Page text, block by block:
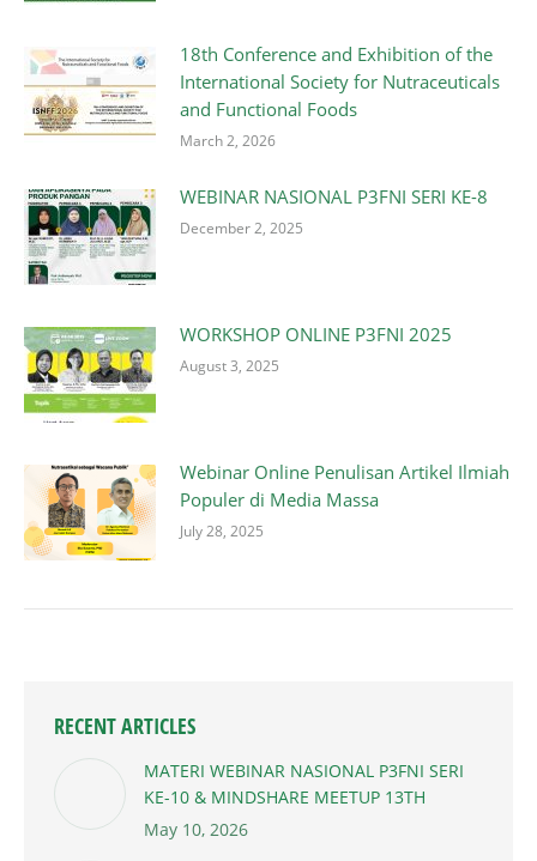
18th Conference and Exhibition of the
International Society for Nutraceuticals
and Functional Foods
March 2, 2026
WEBINAR NASIONAL P3FNI SERI KE-8
December 2, 2025
WORKSHOP ONLINE P3FNI 2025
August 3, 2025
Webinar Online Penulisan Artikel Ilmiah
Populer di Media Massa
July 28, 2025
RECENT ARTICLES
MATERI WEBINAR NASIONAL P3FNI SERI
KE-10 & MINDSHARE MEETUP 13TH
May 10, 2026